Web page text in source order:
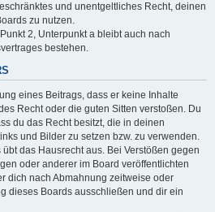
und unentgeltliches Recht, deinen
zu nutzen.
2, Unterpunkt a bleibt auch nach
bestehen.
eines Beitrags, dass er keine Inhalte
Recht oder die guten Sitten verstoßen. Du
du das Recht besitzt, die in deinen
und Bilder zu setzen bzw. zu verwenden.
das Hausrecht aus. Bei Verstößen gegen
oder anderer im Board veröffentlichten
dich nach Abmahnung zeitweise oder
dieses Boards ausschließen und dir ein